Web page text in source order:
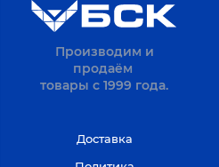
Производим и
продаём
товары с 1999 года.
Доставка